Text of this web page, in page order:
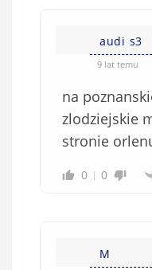
audi s3
9 lat temu
na
zlodziejskie
stronie
0 0
M